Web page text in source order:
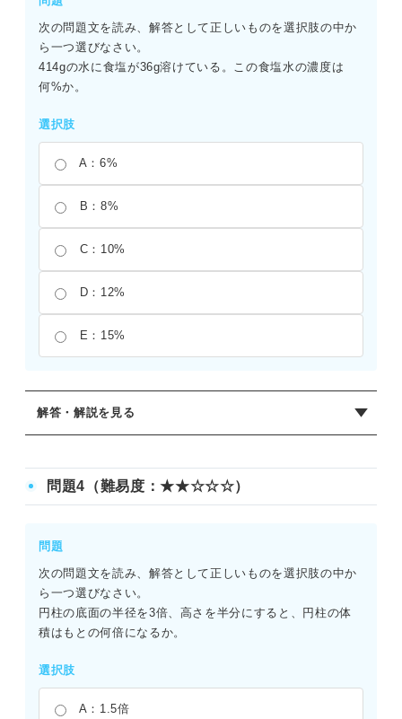
数にまとめると、144×5/(6×15)となり、効率よく約分でき
る。
次の問題文を読み、解答として正しいものを選択肢の中か
ら一つ選びなさい。
414gの水に食塩が36g溶けている。この食塩水の濃度は
何%か。
選択肢
A：6%
B：8%
C：10%
D：12%
E：15%
解答・解説を見る
食塩水の濃度を求めるには、食塩の質量を食塩水全体の質
量（水＋食塩）で割る必要がある。本問では、36/(414＋
よそ8.7%という誤った数値が導き出されるため注意が必要
である。
問題4（難易度：★★☆☆☆）
問題
次の問題文を読み、解答として正しいものを選択肢の中か
ら一つ選びなさい。
円柱の底面の半径を3倍、高さを半分にすると、円柱の体
積はもとの何倍になるか。
選択肢
A：1.5倍